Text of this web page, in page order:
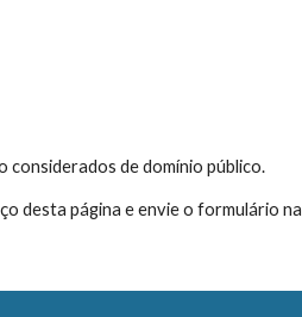
considerados de domínio público.
desta página e envie o formulário na